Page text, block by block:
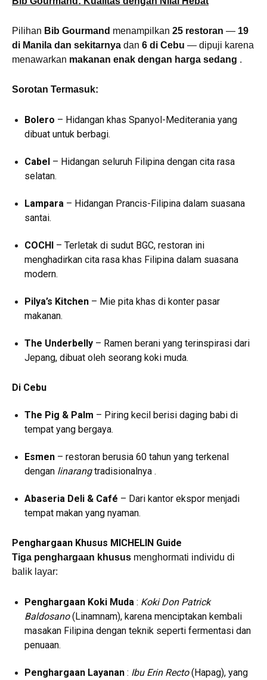
Pilihan Bib Gourmand menampilkan 25 restoran — 19
di Manila dan sekitarnya dan 6 di Cebu — dipuji karena
menawarkan makanan enak dengan harga sedang .
Sorotan Termasuk:
Bolero – Hidangan khas Spanyol-Mediterania yang
dibuat untuk berbagi.
Cabel – Hidangan seluruh Filipina dengan cita rasa
selatan.
Lampara – Hidangan Prancis-Filipina dalam suasana
santai.
COCHI – Terletak di sudut BGC, restoran ini
menghadirkan cita rasa khas Filipina dalam suasana
modern.
Pilya’s Kitchen – Mie pita khas di konter pasar
makanan.
The Underbelly – Ramen berani yang terinspirasi dari
Jepang, dibuat oleh seorang koki muda.
Di Cebu
The Pig & Palm – Piring kecil berisi daging babi di
tempat yang bergaya.
Esmen – restoran berusia 60 tahun yang terkenal
dengan linarangtradisionalnya .
Abaseria Deli & Café – Dari kantor ekspor menjadi
tempat makan yang nyaman.
Penghargaan Khusus MICHELIN Guide
Tiga penghargaan khusus menghormati individu di
balik layar:
Penghargaan Koki Muda : Koki Don Patrick
Baldosano(Linamnam), karena menciptakan kembali
masakan Filipina dengan teknik seperti fermentasi dan
penuaan.
Penghargaan Layanan : Ibu Erin Recto(Hapag), yang